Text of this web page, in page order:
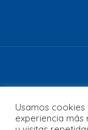
web
Usamos
experiencia